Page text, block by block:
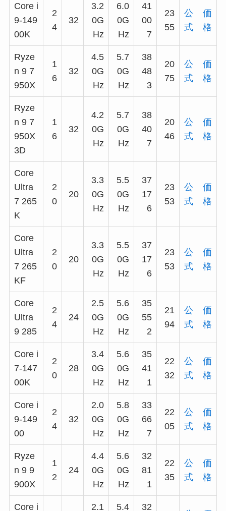
Core i
9-149
00K
2
4
32
3.2
0G
Hz
6.0
0G
Hz
41
00
7
23
55
公
式
価
格
Ryze
n 9 7
950X
1
6
32
4.5
0G
Hz
5.7
0G
Hz
38
48
3
20
75
公
式
価
格
Ryze
n 9 7
950X
3D
1
6
32
4.2
0G
Hz
5.7
0G
Hz
38
40
7
20
46
公
式
価
格
Core
Ultra
7 265
K
2
0
20
3.3
0G
Hz
5.5
0G
Hz
37
17
6
23
53
公
式
価
格
Core
Ultra
7 265
KF
2
0
20
3.3
0G
Hz
5.5
0G
Hz
37
17
6
23
53
公
式
価
格
Core
Ultra
9 285
2
4
24
2.5
0G
Hz
5.6
0G
Hz
35
55
2
21
94
公
式
価
格
Core i
7-147
00K
2
0
28
3.4
0G
Hz
5.6
0G
Hz
35
41
1
22
32
公
式
価
格
Core i
9-149
00
2
4
32
2.0
0G
Hz
5.8
0G
Hz
33
66
7
22
05
公
式
価
格
Ryze
n 9 9
900X
1
2
24
4.4
0G
Hz
5.6
0G
Hz
32
81
1
22
35
公
式
価
格
Core i 2.1 5.4 32